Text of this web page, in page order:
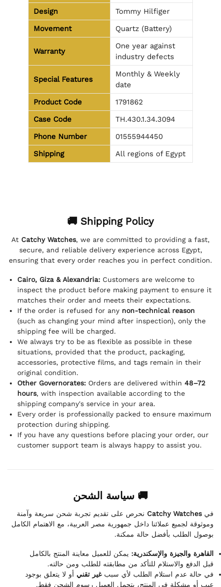
Design
Tommy Hilfiger
Movement
Quartz (Battery)
Warranty
One year against
industry defects
Special Features
Monthly & Weekly
date
Product Code
1791862
Case Code
TH.430.1.34.3094
Phone Number
01555944450
Shipping
All regions of Egypt
🚚 Shipping Policy
At Catchy Watches, we are committed to providing a fast,
secure, and reliable delivery experience across Egypt,
ensuring that every order reaches you in perfect condition.
Cairo, Giza & Alexandria: Customers are welcome to
inspect the product before making payment to ensure it
matches their order and meets their expectations.
If the order is refused for any non-technical reason
(such as changing your mind after inspection), only the
shipping fee will be charged.
We always try to be as flexible as possible in these
situations, provided that the product, packaging,
accessories, protective films, and tags remain in their
original condition.
Other Governorates: Orders are delivered within 48–72
hours, with inspection available according to the
shipping company's service in your area.
Every order is professionally packed to ensure maximum
protection during shipping.
If you have any questions before placing your order, our
customer support team is always happy to assist you.
🚚 سياسة الشحن
فيCatchy Watches نحرص على تقديم تجربة شحن سريعة وآمنة
وموثوقة لجميع عملائنا داخل جمهورية مصر العربية، مع الاهتمام الكامل
بوصول الطلب بأفضل حالة ممكنة.
القاهرة والجيزة والإسكندرية: يمكن للعميل معاينة المنتج بالكامل
قبل الدفع والاستلام للتأكد من مطابقته للطلب ومن حالته.
في حالة عدم استلام الطلب لأي سببغير تقني أو لا يتعلق بوجود
عيب أو مشكلة في المنتج، يتحمل العميل رسوم الشحن فقط.